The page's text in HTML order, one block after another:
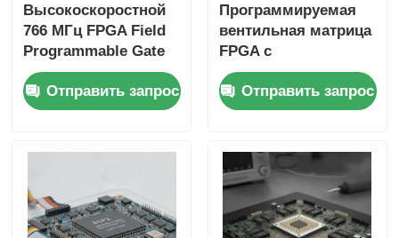
Высокоскоростной
766 МГц FPGA Field
Programmable Gate
Array с 22uF
тантальным
конденсатором и 6
временем установки
Отправить запрос
Программируемая
вентильная матрица
FPGA с
максимальной
тактовой частотой
766 МГц,
ОЗУ 229 Кбит и 2-
проводным
интерфейсом I2C
Отправить запрос